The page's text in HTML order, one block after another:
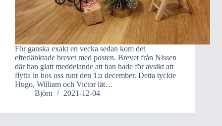
För ganska exakt en vecka sedan kom det
efterlänktade brevet med posten. Brevet från Nissen
där han glatt meddelande att han hade för avsikt att
flytta in hos oss runt den 1:a december. Detta tyckte
Hugo, William och Victor lät…
Björn
2021-12-04